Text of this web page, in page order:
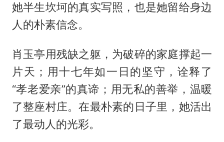
她半生坎坷的真实写照，也是她留给身边
人的朴素信念。
肖玉亭用残缺之躯，为破碎的家庭撑起一
片天；用十七年如一日的坚守，诠释了
“孝老爱亲”的真谛；用无私的善举，温暖
了整座村庄。在最朴素的日子里，她活出
了最动人的光彩。